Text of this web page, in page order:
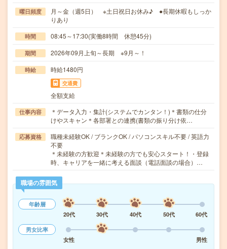
曜日頻度
月～金（週5日） ※土日祝日お休み♪ ●長期休暇もしっか
りあり
時間 08:45～17:30(実働8時間 休憩45分)
期間 2026年09月上旬～長期 ※9月～！
時給 時給1480円
交通費
全額支給
仕事内容
＊データ入力・集計(システムでカンタン！)＊書類の仕分
けやスキャン＊各部署との連携(書類の振り分け依…
応募資格
職種未経験OK / ブランクOK / パソコンスキル不要 / 英語力
不要
＊未経験の方歓迎＊未経験の方でも安心スタート！・登録
時、キャリアを一緒に考える面談（電話面談の場合）…
職場の雰囲気
年齢層
20代
30代 40代 50代
60代
男女比率
女性
男性